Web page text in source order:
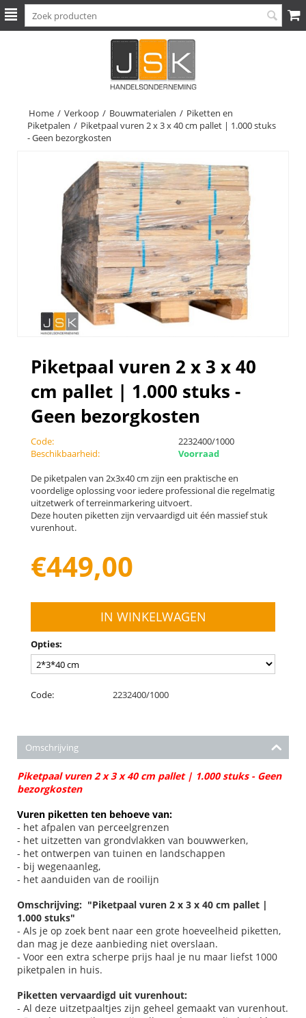
Home / Verkoop / Bouwmaterialen / Piketten en
Piketpalen / Piketpaal vuren 2 x 3 x 40 cm pallet | 1.000 stuks
- Geen bezorgkosten
Piketpaal vuren 2 x 3 x 40
cm pallet | 1.000 stuks -
Geen bezorgkosten
Code:
2232400/1000
Beschikbaarheid:
Voorraad
De piketpalen van 2x3x40 cm zijn een praktische en
voordelige oplossing voor iedere professional die regelmatig
uitzetwerk of terreinmarkering uitvoert.
Deze houten piketten zijn vervaardigd uit één massief stuk
vurenhout.
€449,00
IN WINKELWAGEN
Opties:
Code: 2232400/1000
Omschrijving
Piketpaal vuren 2 x 3 x 40 cm pallet | 1.000 stuks - Geen
bezorgkosten
Vuren piketten ten behoeve van:
- het afpalen van perceelgrenzen
- het uitzetten van grondvlakken van bouwwerken,
- het ontwerpen van tuinen en landschappen
- bij wegenaanleg,
- het aanduiden van de rooilijn
Omschrijving: "Piketpaal vuren 2 x 3 x 40 cm pallet |
1.000 stuks"
- Als je op zoek bent naar een grote hoeveelheid piketten,
dan mag je deze aanbieding niet overslaan.
- Voor een extra scherpe prijs haal je nu maar liefst 1000
piketpalen in huis.
Piketten vervaardigd uit vurenhout:
- Al deze uitzetpaaltjes zijn geheel gemaakt van vurenhout.